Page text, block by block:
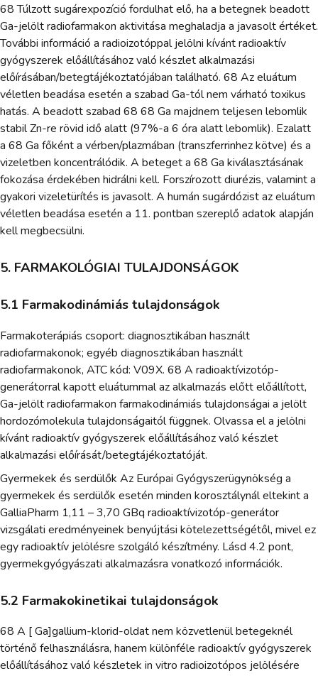
68 Túlzott sugárexpozíció fordulhat elő, ha a betegnek beadott
Ga-jelölt radiofarmakon aktivitása meghaladja a javasolt értéket.
További információ a radioizotóppal jelölni kívánt radioaktív
gyógyszerek előállításához való készlet alkalmazási
előírásában/betegtájékoztatójában található. 68 Az eluátum
véletlen beadása esetén a szabad Ga-tól nem várható toxikus
hatás. A beadott szabad 68 68 Ga majdnem teljesen lebomlik
stabil Zn-re rövid idő alatt (97%-a 6 óra alatt lebomlik). Ezalatt
a 68 Ga főként a vérben/plazmában (transzferrinhez kötve) és a
vizeletben koncentrálódik. A beteget a 68 Ga kiválasztásának
fokozása érdekében hidrálni kell. Forszírozott diurézis, valamint a
gyakori vizeletürítés is javasolt. A humán sugárdózist az eluátum
véletlen beadása esetén a 11. pontban szereplő adatok alapján
kell megbecsülni.
5. FARMAKOLÓGIAI TULAJDONSÁGOK
5.1 Farmakodinámiás tulajdonságok
Farmakoterápiás csoport: diagnosztikában használt
radiofarmakonok; egyéb diagnosztikában használt
radiofarmakonok, ATC kód: V09X. 68 A radioaktívizotóp-
generátorral kapott eluátummal az alkalmazás előtt előállított,
Ga-jelölt radiofarmakon farmakodinámiás tulajdonságai a jelölt
hordozómolekula tulajdonságaitól függnek. Olvassa el a jelölni
kívánt radioaktív gyógyszerek előállításához való készlet
alkalmazási előírását/betegtájékoztatóját.
Gyermekek és serdülők Az Európai Gyógyszerügynökség a
gyermekek és serdülők esetén minden korosztálynál eltekint a
GalliaPharm 1,11 – 3,70 GBq radioaktívizotóp-generátor
vizsgálati eredményeinek benyújtási kötelezettségétől, mivel ez
egy radioaktív jelölésre szolgáló készítmény. Lásd 4.2 pont,
gyermekgyógyászati alkalmazásra vonatkozó információk.
5.2 Farmakokinetikai tulajdonságok
68 A [ Ga]gallium-klorid-oldat nem közvetlenül betegeknél
történő felhasználásra, hanem különféle radioaktív gyógyszerek
előállításához való készletek in vitro radioizotópos jelölésére